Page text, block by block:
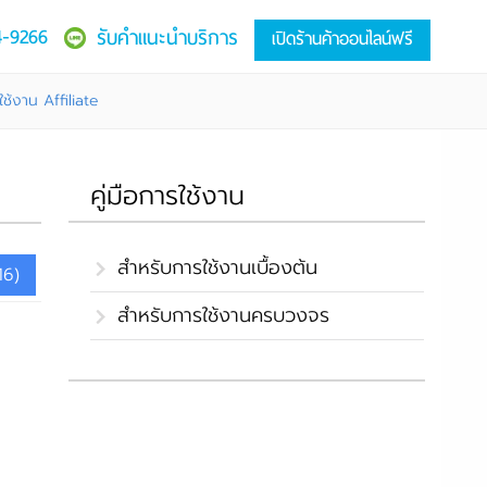
เปิดร้านค้าออนไลน์ฟรี
รับคำแนะนำบริการ
9266
ช้งาน Affiliate
คู่มือการใช้งาน
สำหรับการใช้งานเบื้องต้น
สำหรับการใช้งานครบวงจร